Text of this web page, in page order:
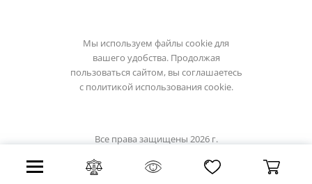
Мы используем файлы cookie для
вашего удобства. Продолжая
пользоваться сайтом, вы соглашаетесь
с политикой использования cookie.
Все права защищены 2026 г.